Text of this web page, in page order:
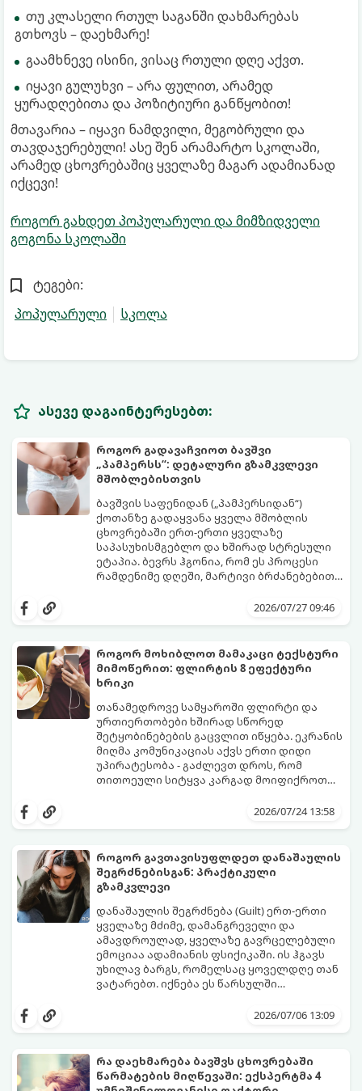
თუ კლასელი რთულ საგანში დახმარებას
გთხოვს – დაეხმარე!
გაამხნევე ისინი, ვისაც რთული დღე აქვთ.
იყავი გულუხვი – არა ფულით, არამედ
ყურადღებითა და პოზიტიური განწყობით!
მთავარია – იყავი ნამდვილი, მეგობრული და
თავდაჯერებული! ასე შენ არამარტო სკოლაში,
არამედ ცხოვრებაშიც ყველაზე მაგარ ადამიანად
იქცევი!
როგორ გახდეთ პოპულარული და მიმზიდველი
გოგონა სკოლაში
ტეგები:
პოპულარული
სკოლა
ასევე დაგაინტერესებთ:
როგორ გადავაჩვიოთ ბავშვი
„პამპერსს“: დეტალური გზამკვლევი
მშობლებისთვის
ბავშვის საფენიდან („პამპერსიდან“)
ქოთანზე გადაყვანა ყველა მშობლის
ცხოვრებაში ერთ-ერთი ყველაზე
საპასუხისმგებლო და ხშირად სტრესული
ეტაპია. ბევრს ჰგონია, რომ ეს პროცესი
რამდენიმე დღეში, მარტივი ბრძანებებით
ფიზიოლოგიური და ფსიქოლოგიური
მოთმინებას მოითხოვს.
როგორ გახადოთ ეს პროცესი2026/07/27 09:46
როგორ მოხიბლოთ მამაკაცი ტექსტური
მიმოწერით: ფლირტის 8 ეფექტური
ხრიკი
თანამედროვე სამყაროში ფლირტი და
ურთიერთობები ხშირად სწორედ
შეტყობინებების გაცვლით იწყება. ეკრანის
მიღმა კომუნიკაციას აქვს ერთი დიდი
უპირატესობა - გაძლევთ დროს, რომ
თითოეული სიტყვა კარგად მოიფიქროთ
მოაცილოს და მოუთმენლად ელოდოს
წესი:
2026/07/24 13:58
როგორ გავთავისუფლდეთ დანაშაულის
შეგრძნებისგან: პრაქტიკული
გზამკვლევი
დანაშაულის შეგრძნება (Guilt) ერთ-ერთი
ყველაზე მძიმე, დამანგრეველი და
ამავდროულად, ყველაზე გავრცელებული
ემოციაა ადამიანის ფსიქიკაში. ის ჰგავს
უხილავ ბარგს, რომელსაც ყოველდღე თან
ვატარებთ. იქნება ეს წარსულში
ტკენა, ოჯახის წევრებისთვის
გადაჭარბებული მოთხოვნები
-დანაშაულის განცდა შიგნიდან ფიტავს
ადამიანს და ართმევს მას აწმყოთი
დანაშაულის გრძნობას აქვს თავისი
საკუთარი თუ საზოგადოებრივი მორალური
კოდექსი. თუმცა, როდესაც ეს ემოცია
ქრონიკულ ფორმას იღებს, ის ნევროზულ,
გთავაზობთ პრაქტიკულ, ფსიქოლოგიურ
2026/07/06 13:09
რა დაეხმარება ბავშვს ცხოვრებაში
წარმატების მიღწევაში: ექსპერტმა 4